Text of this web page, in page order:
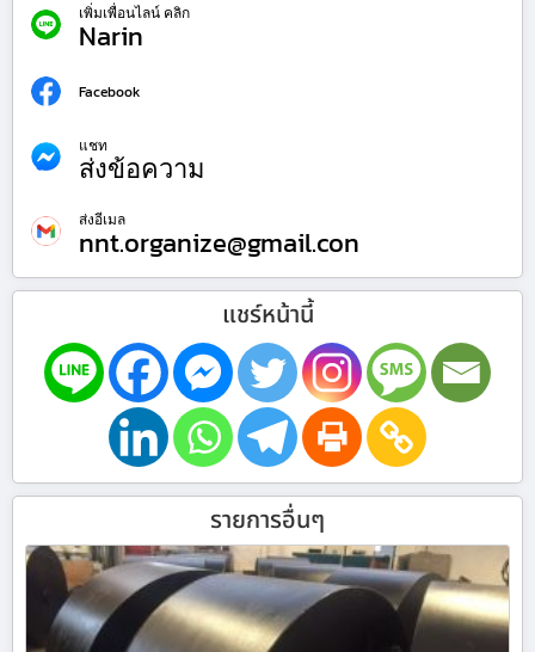
เพิ่มเพื่อนไลน์ คลิก
Narin
Facebook
แชท
ส่งข้อความ
ส่งอีเมล
nnt.organize@gmail.con
แชร์หน้านี้
รายการอื่นๆ